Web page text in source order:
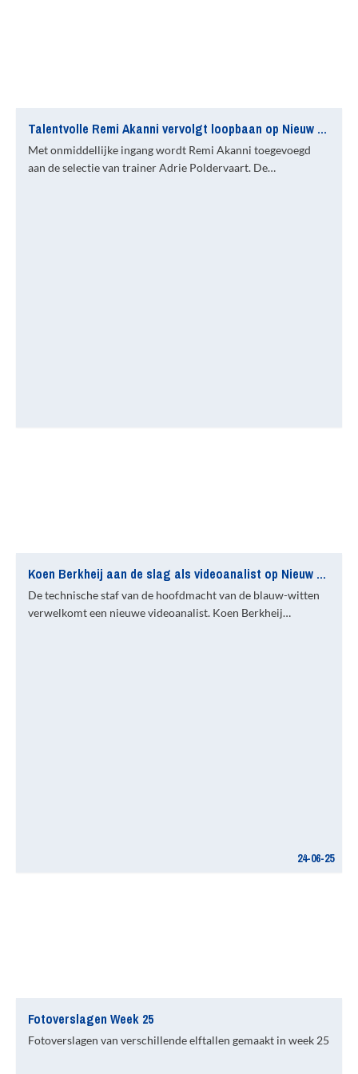
Talentvolle Remi Akanni vervolgt loopbaan op Nieuw Zuid
Met onmiddellijke ingang wordt Remi Akanni toegevoegd
aan de selectie van trainer Adrie Poldervaart. De…
Koen Berkheij aan de slag als videoanalist op Nieuw Zuid
De technische staf van de hoofdmacht van de blauw-witten
verwelkomt een nieuwe videoanalist. Koen Berkheij…
24-06-25
Fotoverslagen Week 25
Fotoverslagen van verschillende elftallen gemaakt in week 25